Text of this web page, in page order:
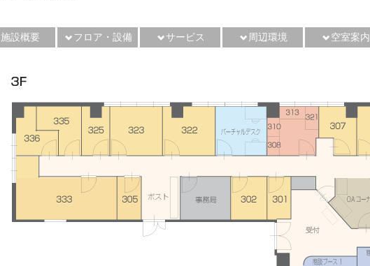
施設概要 フロア・設備 サービス 周辺環境 空室案内